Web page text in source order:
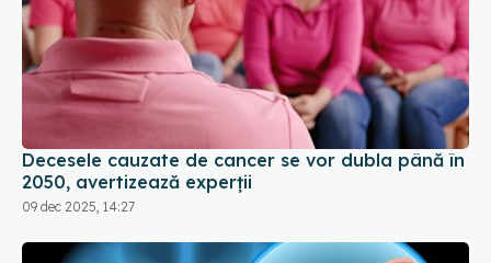
Decesele cauzate de cancer se vor dubla până în
2050, avertizează experții
09 dec 2025, 14:27